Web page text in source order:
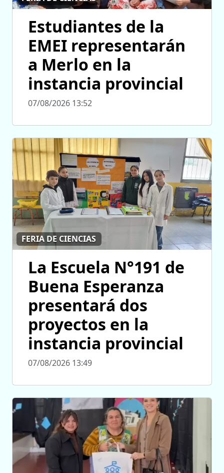
Estudiantes de la
EMEI representarán
a Merlo en la
instancia provincial
07/08/2026 13:52
FERIA DE CIENCIAS
La Escuela N°191 de
Buena Esperanza
presentará dos
proyectos en la
instancia provincial
07/08/2026 13:49